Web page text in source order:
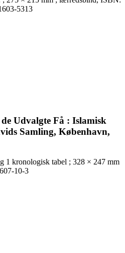
5313
Udvalgte Få : Islamisk
Samling, København,
1 kronologisk tabel ; 328 × 247 mm
10-3